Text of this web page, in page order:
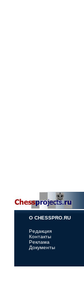
О CHESSPRO.RU
Редакция
Контакты
Реклама
Документы